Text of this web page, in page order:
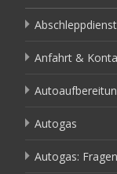
Abschleppdienst
Anfahrt &
Autogas
Autogas: